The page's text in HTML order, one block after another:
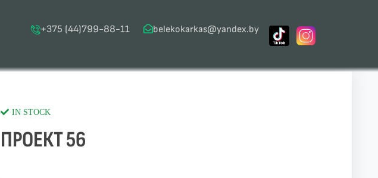
+375 (44)799-88-11 belekokarkas@yandex.by
IN STOCK
ПРОЕКТ 56